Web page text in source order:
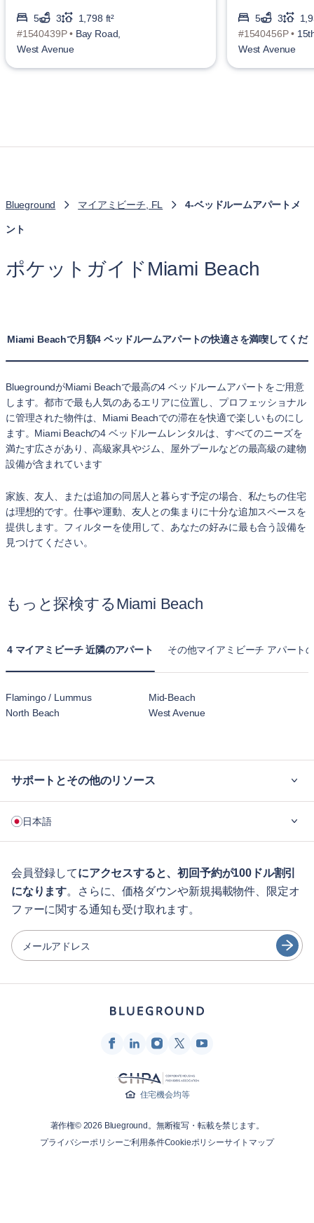
5 3
1,798 ft²
#1540439P • Bay Road,
West Avenue
5 3
#1540456P •
West Avenue
Blueground マイアミビーチ, FL 4-ベッドルームアパートメ
ント
ポケットガイドMiami Beach
Miami Beachで月額4 ベッドルームアパートの快適さを満喫してくだ
BluegroundがMiami Beachで最高の4 ベッドルームアパートをご用意
します。都市で最も人気のあるエリアに位置し、プロフェッショナル
に管理された物件は、Miami Beachでの滞在を快適で楽しいものにし
ます。Miami Beachの4 ベッドルームレンタルは、すべてのニーズを
満たす広さがあり、高級家具やジム、屋外プールなどの最高級の建物
設備が含まれています
家族、友人、または追加の同居人と暮らす予定の場合、私たちの住宅
は理想的です。仕事や運動、友人との集まりに十分な追加スペースを
提供します。フィルターを使用して、あなたの好みに最も合う設備を
見つけてください。
もっと探検するMiami Beach
4 マイアミビーチ 近隣のアパート その他マイアミビーチ アパート
Flamingo / Lummus
Mid-Beach
North Beach
West Avenue
サポートとその他のリソース
企業向け
ゲスト向け特典サービス
シティガイド
パートナー
家具レンタル事業者
インフルエンサー＆アフィリエイト
ニュースルーム
日本語
English
Português
Español
会員登録してにアクセスすると、初回予約が100ドル割引
になります。さらに、価格ダウンや新規掲載物件、限定オ
ファーに関する通知も受け取れます。
メールアドレス
住宅機会均等
著作権© 2026 Blueground。無断複写・転載を禁じます。
プライバシーポリシーご利用条件Cookieポリシーサイトマップ